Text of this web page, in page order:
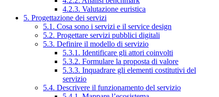
4.2.3. Valutazione euristica
5. Progettazione dei servizi
5.1. Cosa sono i servizi e il service design
5.2. Progettare servizi pubblici digitali
5.3. Definire il modello di servizio
5.3.1. Identificare gli attori coinvolti
5.3.2. Formulare la proposta di valore
5.3.3. Inquadrare gli elementi costitutivi del
servizio
5.4. Descrivere il funzionamento del servizio